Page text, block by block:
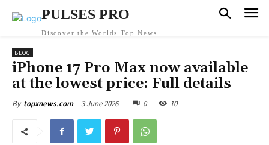
PULSES PRO
Discover the Worlds Top News
BLOG
iPhone 17 Pro Max now available
at the lowest price: Full details
By topxnews.com 3 June 2026 0 10